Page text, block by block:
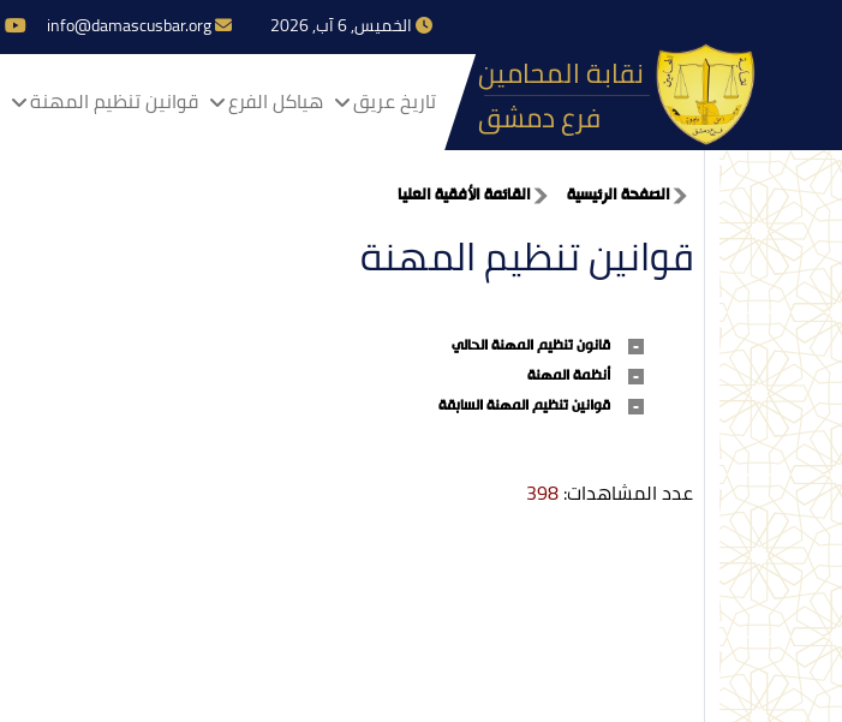
info@damascusbar.org الخميس, 6 آب, 2026
تاريخ عريق هياكل الفرع قوانين تنظيم المهنة
نقابة المحامين
فرع دمشق
الصفحة الرئيسية القائمة الأفقية العليا
قوانين تنظيم المهنة
قانون تنظيم المهنة الحالي
أنظمة المهنة
قوانين تنظيم المهنة السابقة
عدد المشاهدات:398